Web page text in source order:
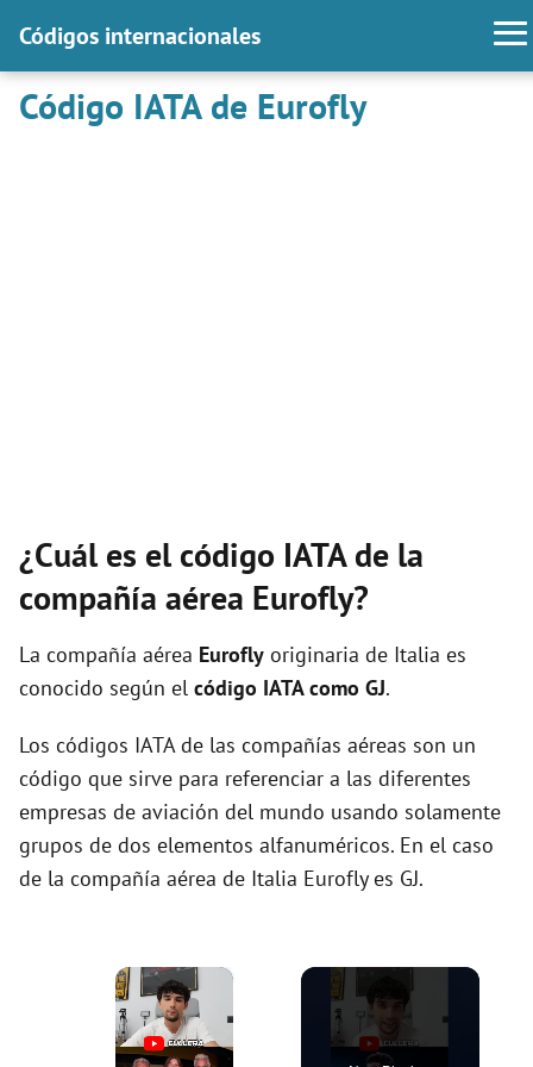
Códigos internacionales
Código IATA de Eurofly
¿Cuál es el código IATA de la
compañía aérea Eurofly?
La compañía aérea Eurofly originaria de Italia es
conocido según el código IATA como GJ.
Los códigos IATA de las compañías aéreas son un
código que sirve para referenciar a las diferentes
empresas de aviación del mundo usando solamente
grupos de dos elementos alfanuméricos. En el caso
de la compañía aérea de Italia Eurofly es GJ.
×